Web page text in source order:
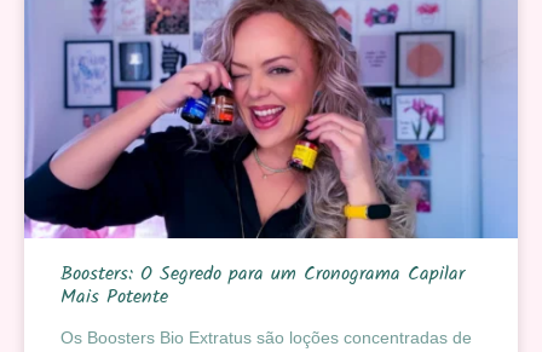
Boosters: O Segredo para um Cronograma Capilar
Mais Potente
Os Boosters Bio Extratus são loções concentradas de